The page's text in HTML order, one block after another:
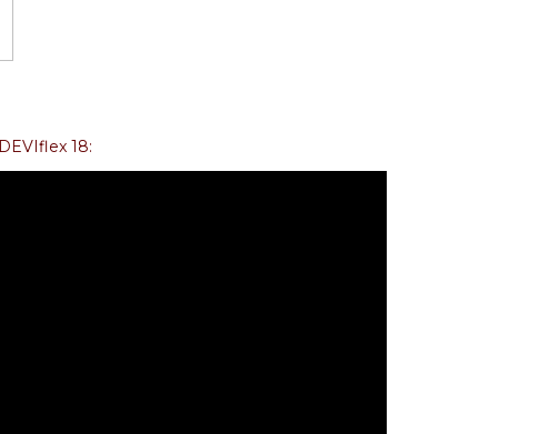
DEVIflex 18: